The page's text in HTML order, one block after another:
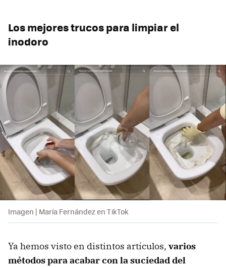
Los mejores trucos para limpiar el
inodoro
Imagen | María Fernández en TikTok
Ya hemos visto en distintos artículos, varios
métodos para acabar con la suciedad del